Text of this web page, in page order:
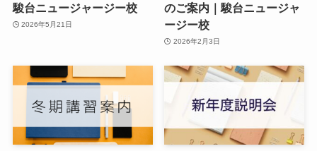
駿台ニュージャージー校
2026年5月21日
のご案内｜駿台ニュージャ
ージー校
2026年2月3日